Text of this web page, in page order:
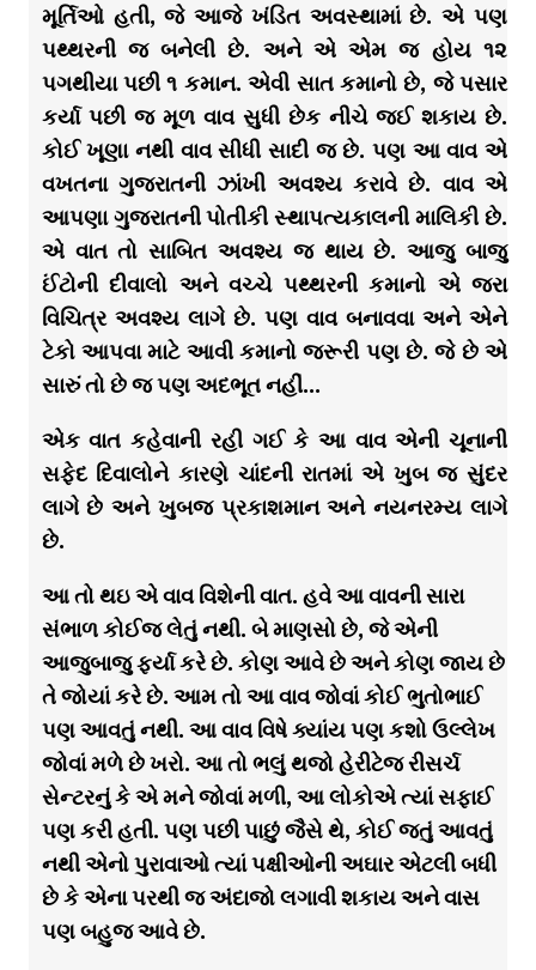
મૂર્તિઓ હતી, જે આજે ખંડિત અવસ્થામાં છે. એ પણ
પથ્થરની જ બનેલી છે. અને એ એમ જ હોય ૧૨
પગથીયા પછી ૧ કમાન. એવી સાત કમાનો છે, જે પસાર
કર્યા પછી જ મૂળ વાવ સુધી છેક નીચે જઈ શકાય છે.
કોઈ ખૂણા નથી વાવ સીધી સાદી જ છે. પણ આ વાવ એ
વખતના ગુજરાતની ઝાંખી અવશ્ય કરાવે છે. વાવ એ
આપણા ગુજરાતની પોતીકી સ્થાપત્યકાલની માલિકી છે.
એ વાત તો સાબિત અવશ્ય જ થાય છે. આજુ બાજુ
ઈંટોની દીવાલો અને વચ્ચે પથ્થરની કમાનો એ જરા
વિચિત્ર અવશ્ય લાગે છે. પણ વાવ બનાવવા અને એને
ટેકો આપવા માટે આવી કમાનો જરૂરી પણ છે. જે છે એ
સારું તો છે જ પણ અદભૂત નહીં…
એક વાત કહેવાની રહી ગઈ કે આ વાવ એની ચૂનાની
સફેદ દિવાલોને કારણે ચાંદની રાતમાં એ ખુબ જ સુંદર
લાગે છે અને ખુબજ પ્રકાશમાન અને નયનરમ્ય લાગે
છે.
આ તો થઇ એ વાવ વિશેની વાત. હવે આ વાવની સારા
સંભાળ કોઈજ લેતું નથી. બે માણસો છે, જે એની
આજુબાજુ ફર્યા કરે છે. કોણ આવે છે અને કોણ જાય છે
તે જોયાં કરે છે. આમ તો આ વાવ જોવાં કોઈ ભુતોભાઈ
પણ આવતું નથી. આ વાવ વિષે ક્યાંય પણ કશો ઉલ્લેખ
જોવાં મળે છે ખરો. આ તો ભલું થજો હેરીટેજ રીસર્ચ
સેન્ટરનું કે એ મને જોવાં મળી, આ લોકોએ ત્યાં સફાઈ
પણ કરી હતી. પણ પછી પાછું જૈસે થે, કોઈ જતું આવતું
નથી એનો પુરાવાઓ ત્યાં પક્ષીઓની અઘાર એટલી બધી
છે કે એના પરથી જ અંદાજો લગાવી શકાય અને વાસ
પણ બહુજ આવે છે.